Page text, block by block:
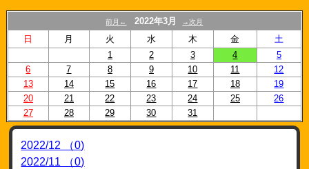
スケジュール
リンク
前月← 2022年3月 →次月
日 月 火 水 木 金
土
1
2 3 4
5
6
7 8 9 10 11
12
13
14 15 16 17 18
19
20
21 22 23 24 25
26
27
28 29 30 31
2022/12 （0)
2022/11 （0)